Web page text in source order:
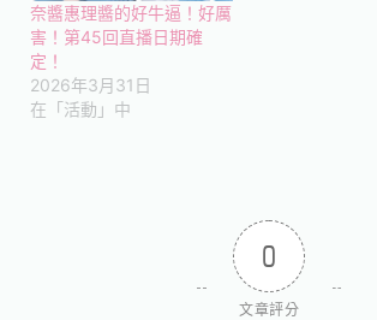
奈醬惠理醬的好牛逼！好厲
害！第45回直播日期確
定！
2026年3月31日
在「活動」中
0
文章評分